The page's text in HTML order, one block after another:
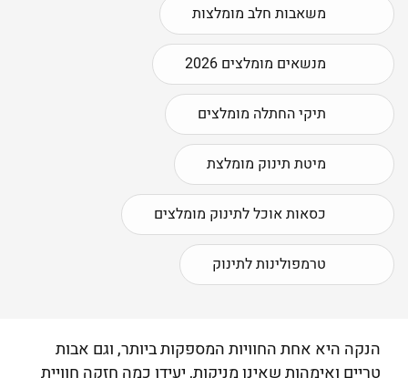
משאבות חלב מומלצות
מנשאים מומלצים 2026
תיקי החתלה מומלצים
מיטת תינוק מומלצת
כסאות אוכל לתינוק מומלצים
טרמפולינות לתינוק
הנקה היא אחת החוויות המספקות ביותר, וגם אבות
טריים ואימהות שאינן מניקות, יעידו כמה חזקה חוויית